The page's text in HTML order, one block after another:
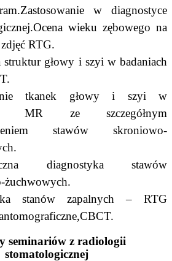
w diagnostyce
wieku zębowego na
RTG.
struktur głowy i szyi w badaniach
tkanek głowy i szyi w
MR ze szczegółnym
stawów skroniowo-
diagnostyka stawów
żuchwowych.
stanów zapalnych – RTG
seminariów z radiologii
stomatologicznej